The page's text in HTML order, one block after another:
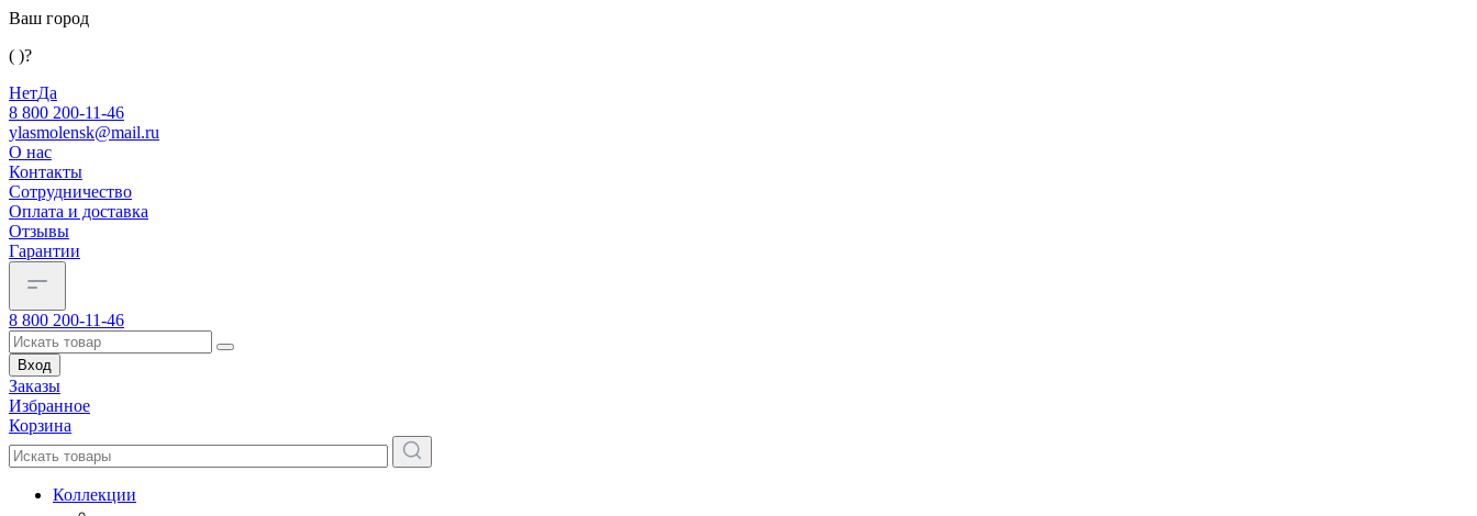
Ваш город
( )?
НетДа
8 800 200-11-46
ylasmolensk@mail.ru
О нас
Контакты
Сотрудничество
Оплата и доставка
Отзывы
Гарантии
8 800 200-11-46
Вход
Заказы
Избранное
Корзина
Коллекции